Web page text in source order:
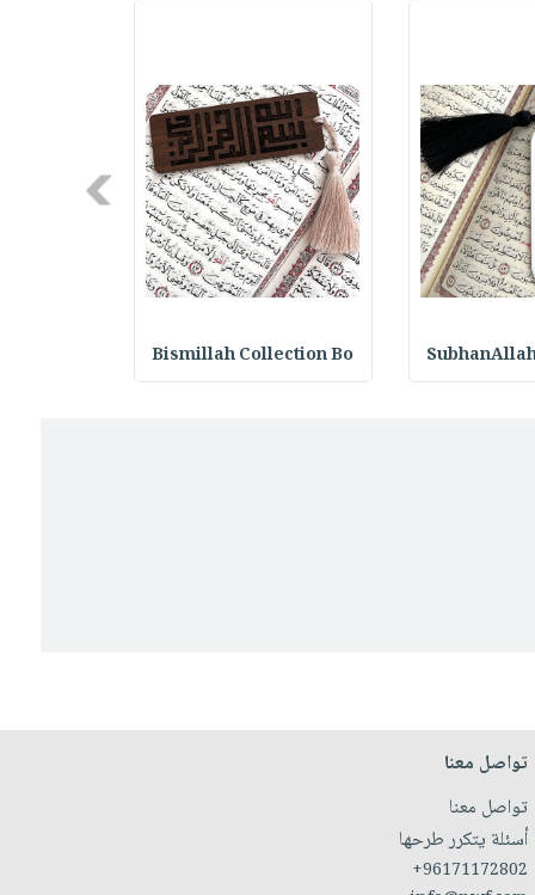
Bismillah Collection Bo
Next
تواصل معنا
تواصل معنا
أسئلة يتكرر طرحها
+96171172802